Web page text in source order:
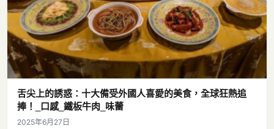
舌尖上的誘惑：十大備受外國人喜愛的美食，全球狂熱追
捧！_口感_鐵板牛肉_味蕾
2025年6月27日